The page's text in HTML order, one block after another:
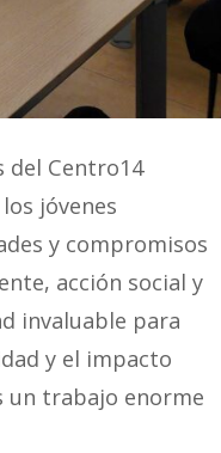
del Centro14
jóvenes
y compromisos
acción social y
invaluable para
y el impacto
un trabajo enorme